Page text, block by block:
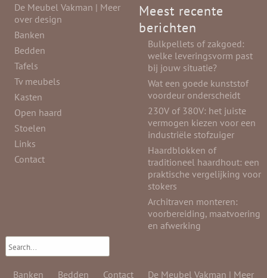
De Meubel Vakman | Meer
over design
Banken
Bedden
Tafels
Tv meubels
Kasten
Open haard
Stoelen
Links
Contact
Meest recente
berichten
Bulkpellets of zakgoed:
welke leveringsvorm past
bij jouw situatie?
Wat een goede kunststof
voordeur onderscheidt
230V of 380V: het juiste
vermogen kiezen voor een
industriële stofzuiger
Haardblokken of
traditioneel haardhout: een
praktische vergelijking voor
stokers
Architraven monteren:
voorbereiding, maatvoering
en afwerking
Banken Bedden Contact De Meubel Vakman | Meer